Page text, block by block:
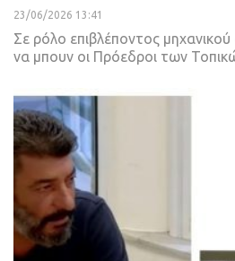
23/06/2026 13:41
Σε ρόλο επιβλέποντος μηχανικού
να μπουν οι Πρόεδροι των